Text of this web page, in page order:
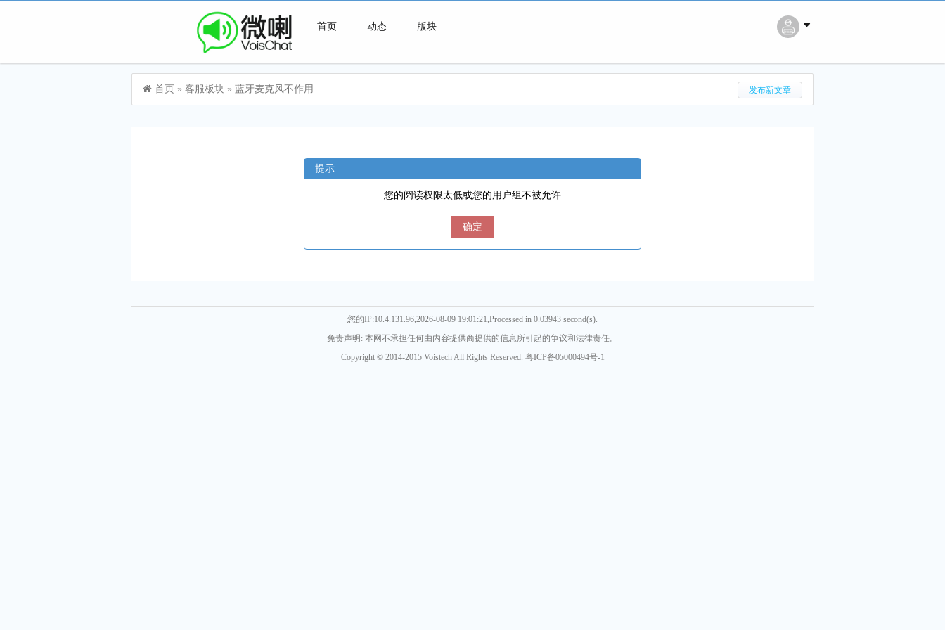
首页 动态 版块
搜 索
首页 » 客服板块 » 蓝牙麦克风不作用 发布新文章
提示
您的阅读权限太低或您的用户组不被允许
确定
您的IP:10.4.131.96,2026-08-09 19:01:21,Processed in 0.03943 second(s).
免责声明: 本网不承担任何由内容提供商提供的信息所引起的争议和法律责任。
Copyright © 2014-2015 Voistech All Rights Reserved. 粤ICP备05000494号-1